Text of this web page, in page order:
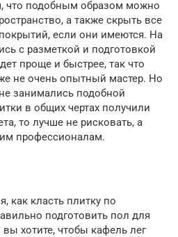
что подобным образом можно
а также скрыть все
если они имеются. На
с разметкой и подготовкой
проще и быстрее, так что
не очень опытный мастер. Но
занимались подобной
в общих чертах получили
то лучше не рисковать, а
профессионалам.
как класть плитку по
подготовить пол для
хотите, чтобы кафель лег